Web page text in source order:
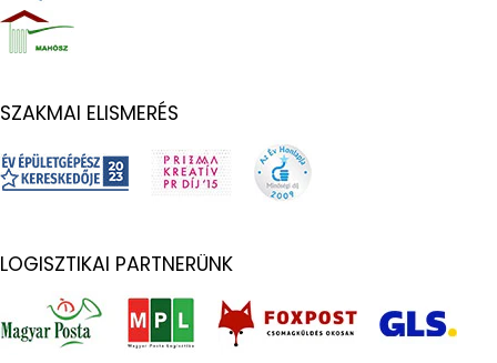
SZAKMAI ELISMERÉS
LOGISZTIKAI PARTNERÜNK